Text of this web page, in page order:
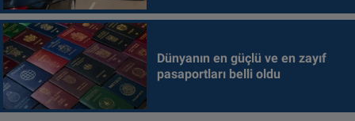
Dünyanın en güçlü ve en zayıf
pasaportları belli oldu